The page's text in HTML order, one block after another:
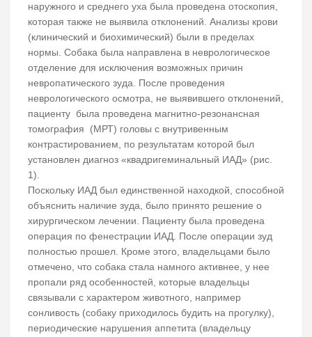
наружного и среднего уха была проведена отоскопия,
которая также не выявила отклонений. Анализы крови
(клинический и биохимический) были в пределах
нормы. Собака была направлена в неврологическое
отделение для исключения возможных причин
невропатического зуда. После проведения
неврологического осмотра, не выявившего отклонений,
пациенту была проведена магнитно-резонансная
томография (МРТ) головы с внутривенным
контрастированием, по результатам которой был
установлен диагноз «квадригеминальный ИАД» (рис.
1).
Поскольку ИАД был единственной находкой, способной
объяснить наличие зуда, было принято решение о
хирургическом лечении. Пациенту была проведена
операция по фенестрации ИАД. После операции зуд
полностью прошел. Кроме этого, владельцами было
отмечено, что собака стала намного активнее, у нее
пропали ряд особенностей, которые владельцы
связывали с характером животного, например
сонливость (собаку приходилось будить на прогулку),
периодические нарушения аппетита (владельцу